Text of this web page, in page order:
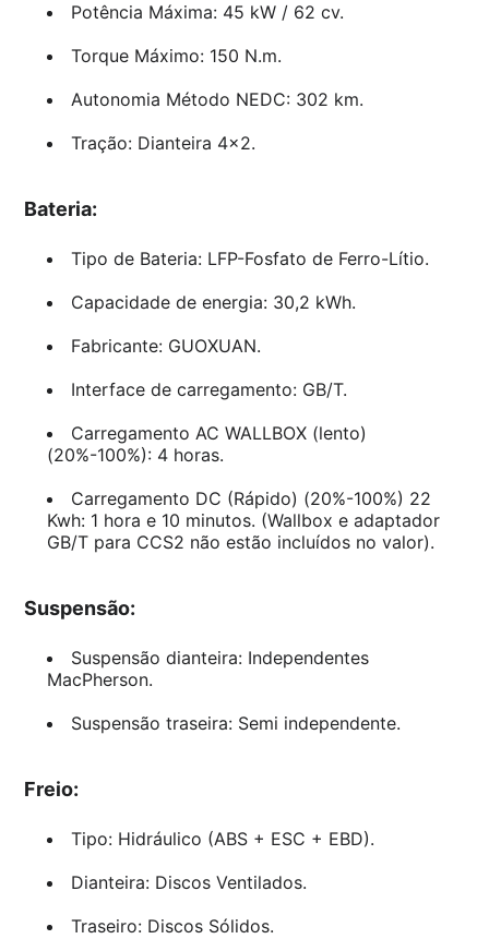
Potência Máxima: 45 kW / 62 cv.
Torque Máximo: 150 N.m.
Autonomia Método NEDC: 302 km.
Tração: Dianteira 4×2.
Bateria:
Tipo de Bateria: LFP-Fosfato de Ferro-Lítio.
Capacidade de energia: 30,2 kWh.
Fabricante: GUOXUAN.
Interface de carregamento: GB/T.
Carregamento AC WALLBOX (lento)
(20%-100%): 4 horas.
Carregamento DC (Rápido) (20%-100%) 22
Kwh: 1 hora e 10 minutos. (Wallbox e adaptador
GB/T para CCS2 não estão incluídos no valor).
Suspensão:
Suspensão dianteira: Independentes
MacPherson.
Suspensão traseira: Semi independente.
Freio:
Tipo: Hidráulico (ABS + ESC + EBD).
Dianteira: Discos Ventilados.
Traseiro: Discos Sólidos.